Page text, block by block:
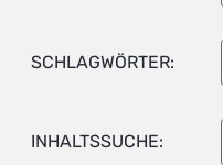
SCHLAGWÖRTER:
INHALTSSUCHE: